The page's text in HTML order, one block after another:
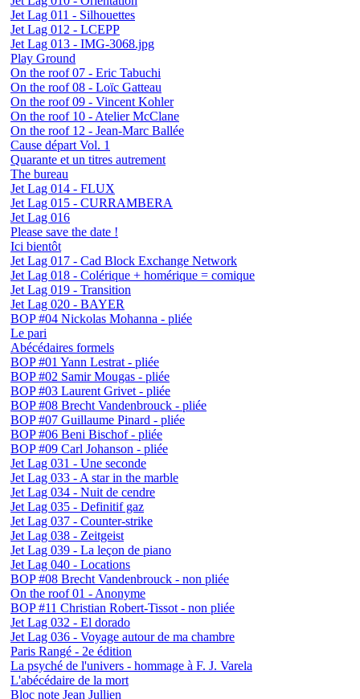
Jet Lag 011 - Silhouettes
Jet Lag 012 - LCEPP
Jet Lag 013 - IMG-3068.jpg
Play Ground
On the roof 07 - Eric Tabuchi
On the roof 08 - Loïc Gatteau
On the roof 09 - Vincent Kohler
On the roof 10 - Atelier McClane
On the roof 12 - Jean-Marc Ballée
Cause départ Vol. 1
Quarante et un titres autrement
The bureau
Jet Lag 014 - FLUX
Jet Lag 015 - CURRAMBERA
Jet Lag 016
Please save the date !
Ici bientôt
Jet Lag 017 - Cad Block Exchange Network
Jet Lag 018 - Colérique + homérique = comique
Jet Lag 019 - Transition
Jet Lag 020 - BAYER
BOP #04 Nickolas Mohanna - pliée
Le pari
Abécédaires formels
BOP #01 Yann Lestrat - pliée
BOP #02 Samir Mougas - pliée
BOP #03 Laurent Grivet - pliée
BOP #08 Brecht Vandenbrouck - pliée
BOP #07 Guillaume Pinard - pliée
BOP #06 Beni Bischof - pliée
BOP #09 Carl Johanson - pliée
Jet Lag 031 - Une seconde
Jet Lag 033 - A star in the marble
Jet Lag 034 - Nuit de cendre
Jet Lag 035 - Definitif gaz
Jet Lag 037 - Counter-strike
Jet Lag 038 - Zeitgeist
Jet Lag 039 - La leçon de piano
Jet Lag 040 - Locations
BOP #08 Brecht Vandenbrouck - non pliée
On the roof 01 - Anonyme
BOP #11 Christian Robert-Tissot - non pliée
Jet Lag 032 - El dorado
Jet Lag 036 - Voyage autour de ma chambre
Paris Rangé - 2e édition
La psyché de l'univers - hommage à F. J. Varela
L'abécédaire de la mort
Bloc note Jean Jullien